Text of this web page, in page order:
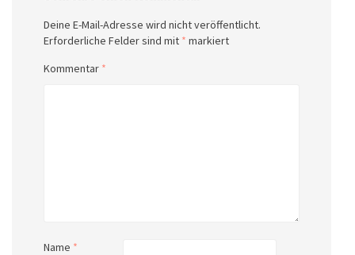
Deine E-Mail-Adresse wird nicht veröffentlicht.
Erforderliche Felder sind mit * markiert
Kommentar *
Name *